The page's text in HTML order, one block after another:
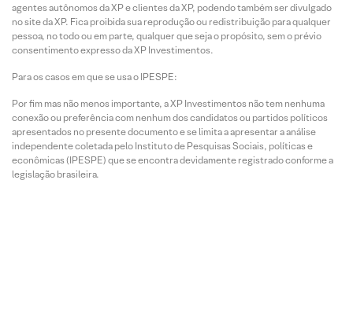
agentes autônomos da XP e clientes da XP, podendo também ser divulgado
no site da XP. Fica proibida sua reprodução ou redistribuição para qualquer
pessoa, no todo ou em parte, qualquer que seja o propósito, sem o prévio
consentimento expresso da XP Investimentos.
Para os casos em que se usa o IPESPE:
Por fim mas não menos importante, a XP Investimentos não tem nenhuma
conexão ou preferência com nenhum dos candidatos ou partidos políticos
apresentados no presente documento e se limita a apresentar a análise
independente coletada pelo Instituto de Pesquisas Sociais, políticas e
econômicas (IPESPE) que se encontra devidamente registrado conforme a
legislação brasileira.